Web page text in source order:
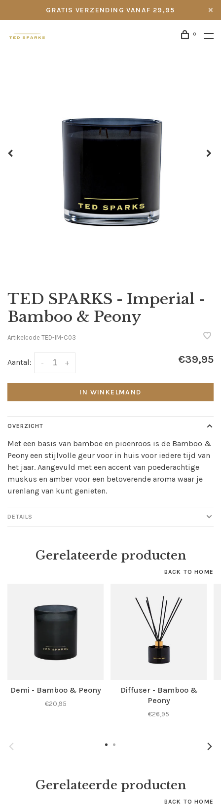
GRATIS VERZENDING VANAF 29,95
0
TED SPARKS - Imperial -
Bamboo & Peony
Artikelcode TED-IM-C03
Aantal: +
- €39,95
IN WINKELMAND
OVERZICHT
Met een basis van bamboe en pioenroos is de Bamboo &
Peony een stijlvolle geur voor in huis voor iedere tijd van
het jaar. Aangevuld met een accent van poederachtige
muskus en amber voor een betoverende aroma waar je
urenlang van kunt genieten.
DETAILS
Gerelateerde producten
BACK TO HOME
Demi - Bamboo & Peony
€20,95
Diffuser - Bamboo &
Peony
€26,95
Gerelateerde producten
BACK TO HOME